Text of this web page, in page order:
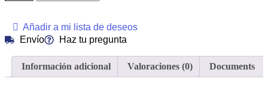
Añadir a mi lista de deseos
Envío
Haz tu pregunta
Información adicional Valoraciones (0) Documents